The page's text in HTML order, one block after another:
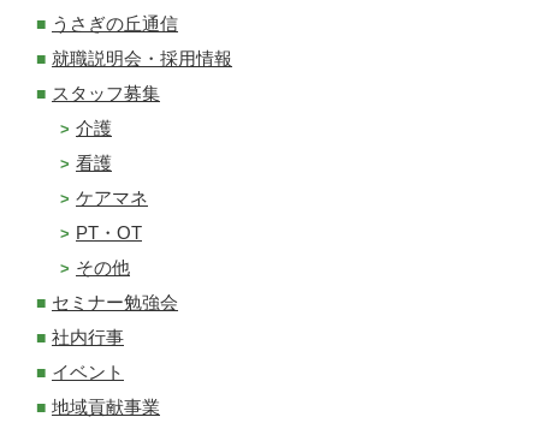
うさぎの丘通信
就職説明会・採用情報
スタッフ募集
介護
看護
ケアマネ
PT・OT
その他
セミナー勉強会
社内行事
イベント
地域貢献事業